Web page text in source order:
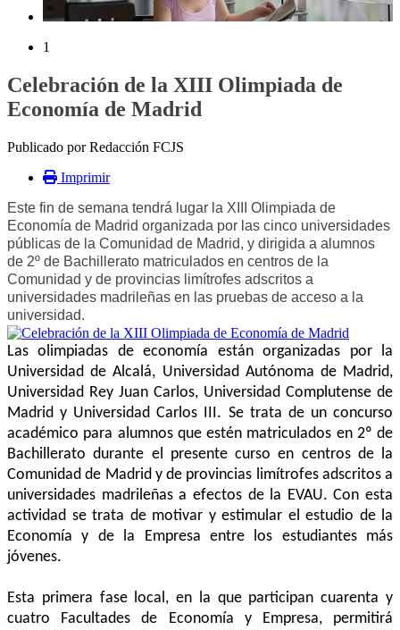
1
Celebración de la XIII Olimpiada de
Economía de Madrid
Publicado por Redacción FCJS
Imprimir
Este fin de semana tendrá lugar la XIII Olimpiada de
Economía de Madrid organizada por las cinco universidades
públicas de la Comunidad de Madrid, y dirigida a alumnos
de 2º de Bachillerato matriculados en centros de la
Comunidad y de provincias limítrofes adscritos a
universidades madrileñas en las pruebas de acceso a la
universidad.
Las olimpiadas de economía están organizadas por la
Universidad de Alcalá, Universidad Autónoma de Madrid,
Universidad Rey Juan Carlos, Universidad Complutense de
Madrid y Universidad Carlos III. Se trata de un concurso
académico para alumnos que estén matriculados en 2º de
Bachillerato durante el presente curso en centros de la
Comunidad de Madrid y de provincias limítrofes adscritos a
universidades madrileñas a efectos de la EVAU. Con esta
actividad se trata de motivar y estimular el estudio de la
Economía y de la Empresa entre los estudiantes más
jóvenes.
Esta primera fase local, en la que participan cuarenta y
cuatro Facultades de Economía y Empresa, permitirá